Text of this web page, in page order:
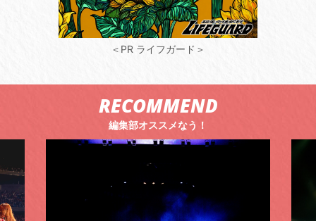
＜PR ライフガード＞
RECOMMEND
編集部オススメなう！